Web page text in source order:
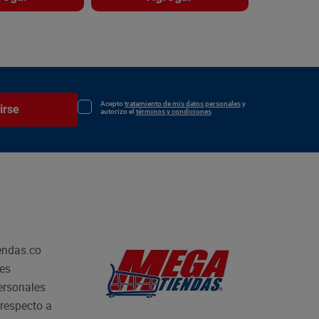
Aceptotratamiento de mis datos personalesy
autorizo el términos y condiciones
a